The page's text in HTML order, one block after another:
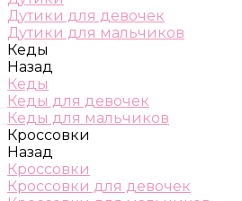
Дутики для девочек
Дутики для мальчиков
Кеды
Назад
Кеды
Кеды для девочек
Кеды для мальчиков
Кроссовки
Назад
Кроссовки
Кроссовки для девочек